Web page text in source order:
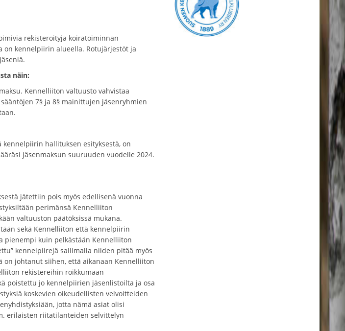
rekisteröityjä koiratoiminnan
on kennelpiirin alueella. Rotujärjestöt ja
näin:
Kennelliiton valtuusto vahvistaa
7§ ja 8§ mainittujen jäsenryhmien
hallituksen esityksestä, on
jäsenmaksun suuruuden vuodelle 2024.
jätettiin pois myös edellisenä vuonna
perimänsä Kennelliiton
valtuuston päätöksissä mukana.
sekä Kennelliiton että kennelpiirin
pienempi kuin pelkästään Kennelliiton
kennelpiirejä sallimalla niiden pitää myös
johtanut siihen, että aikanaan Kennelliiton
rekistereihin roikkumaan
poistettu jo kennelpiirien jäsenlistoilta ja osa
koskevien oikeudellisten velvoitteiden
jotta nämä asiat olisi
erilaisten riitatilanteiden selvittelyn